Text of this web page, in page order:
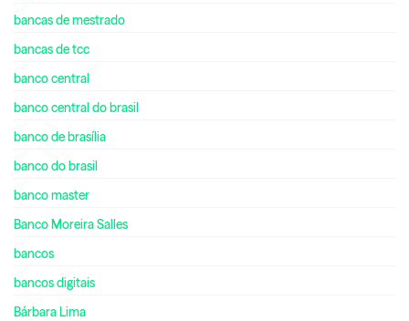
bancas de mestrado
bancas de tcc
banco central
banco central do brasil
banco de brasília
banco do brasil
banco master
Banco Moreira Salles
bancos
bancos digitais
Bárbara Lima